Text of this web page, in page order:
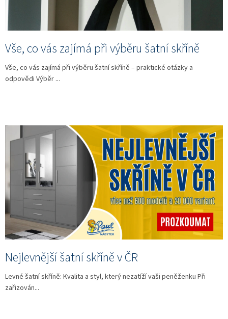
Vše, co vás zajímá při výběru šatní skříně
Vše, co vás zajímá při výběru šatní skříně – praktické otázky a
odpovědi Výběr ...
Nejlevnější šatní skříně v ČR
Levné šatní skříně: Kvalita a styl, který nezatíží vaši peněženku Při
zařizován...